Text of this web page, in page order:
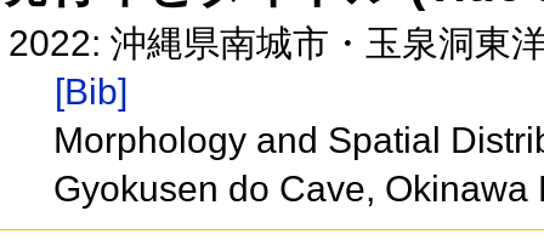
2022: 沖縄県南城市・玉泉洞東
[Bib]
Morphology and Spatial
Gyokusen do Cave,